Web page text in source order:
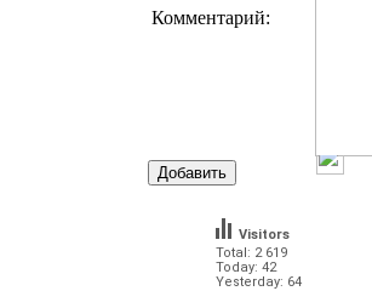
Комментарий:
Total: 2 619
Today: 42
Yesterday: 64
Visitors